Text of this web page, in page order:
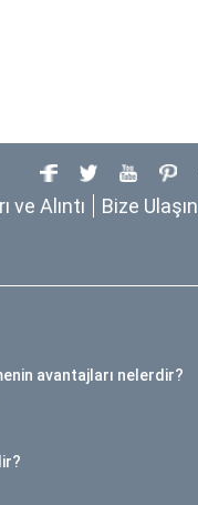
ve Alıntı Bize Ulaşın
avantajları nelerdir?